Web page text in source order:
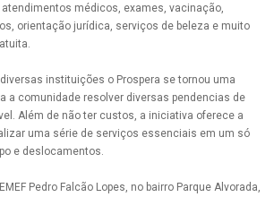
médicos, exames, vacinação,
orientação jurídica, serviços de beleza e muito
instituições o Prospera se tornou uma
a comunidade resolver diversas pendencias de
Além de não ter custos, a iniciativa oferece a
uma série de serviços essenciais em um só
e deslocamentos.
Pedro Falcão Lopes, no bairro Parque Alvorada,